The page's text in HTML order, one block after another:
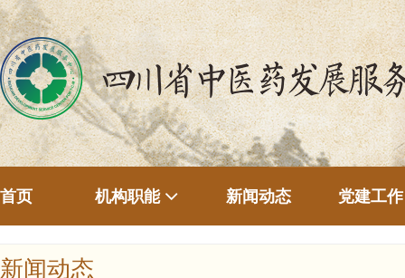
首页 机构职能 新闻动态 党建工作
新闻动态